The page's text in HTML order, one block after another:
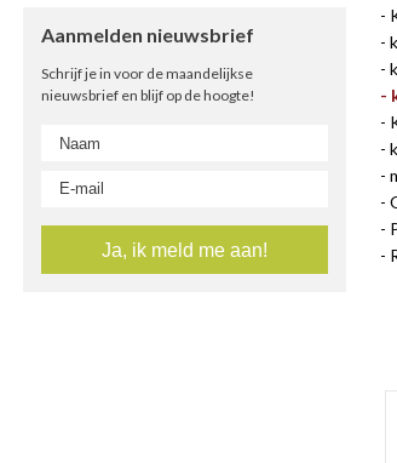
Aanmelden nieuwsbrief
Schrijf je in voor de maandelijkse
nieuwsbrief en blijf op de hoogte!